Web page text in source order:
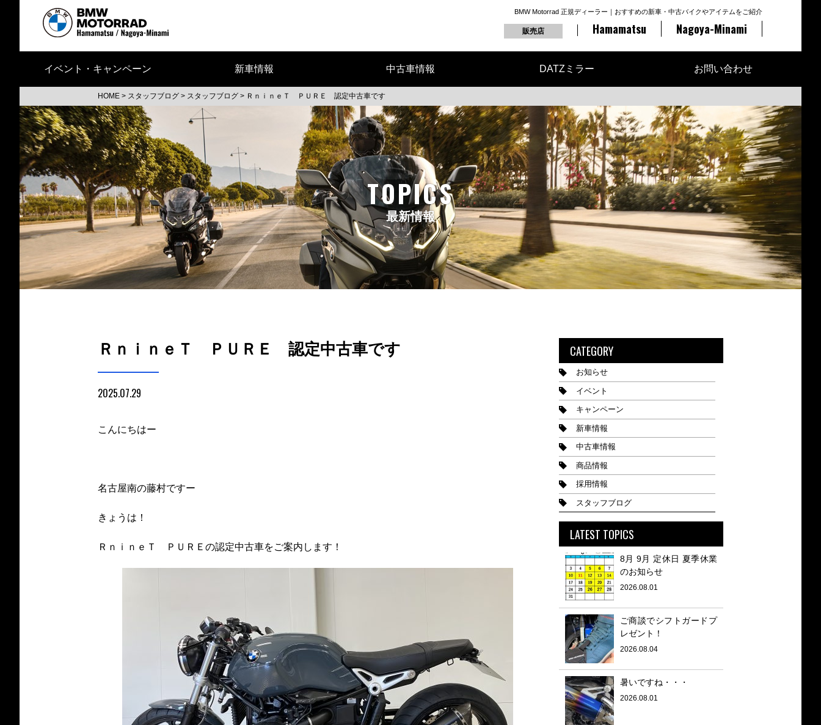
BMW Motorrad 正規ディーラー｜おすすめの新車・中古バイクやアイテムをご紹介
販売店 Hamamatsu Nagoya-Minami
イベント・キャンペーン 新車情報 中古車情報 DATZミラー お問い合わせ
HOME > スタッフブログ > スタッフブログ > ＲｎｉｎｅＴ ＰＵＲＥ 認定中古車です
TOPICS
最新情報
ＲｎｉｎｅＴ ＰＵＲＥ 認定中古車です
2025.07.29
こんにちはー
名古屋南の藤村ですー
きょうは！
ＲｎｉｎｅＴ ＰＵＲＥの認定中古車をご案内します！
CATEGORY
お知らせ
イベント
キャンペーン
新車情報
中古車情報
商品情報
採用情報
スタッフブログ
LATEST TOPICS
8月 9月 定休日 夏季休業
のお知らせ
2026.08.01
ご商談でシフトガードプ
レゼント！
2026.08.04
暑いですね・・・
2026.08.01